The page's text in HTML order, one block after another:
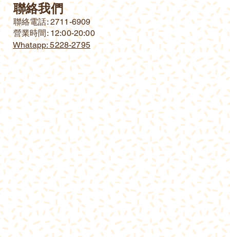
聯絡我們
​聯絡電話: 2711-6909
營業時間: 12:00-20:00
Whatapp: 5228-2795